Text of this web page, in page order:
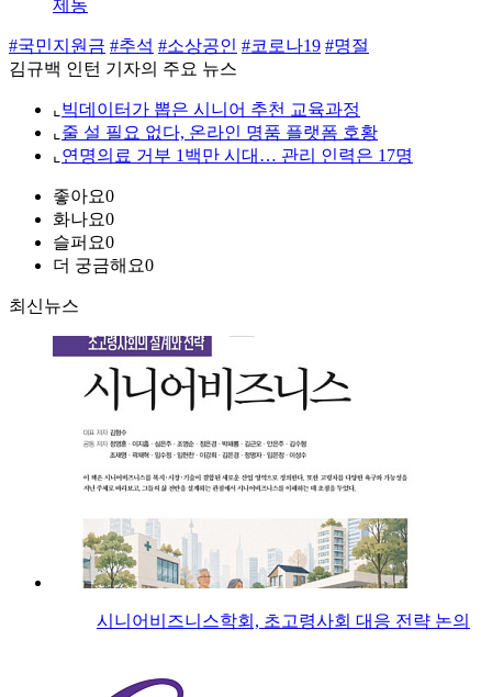
제동
#국민지원금 #추석 #소상공인 #코로나19 #명절
김규백 인턴 기자의 주요 뉴스
⌞ 빅데이터가 뽑은 시니어 추천 교육과정
⌞ 줄 설 필요 없다, 온라인 명품 플랫폼 호황
⌞ 연명의료 거부 1백만 시대… 관리 인력은 17명
좋아요0
화나요0
슬퍼요0
더 궁금해요0
최신뉴스
시니어비즈니스학회, 초고령사회 대응 전략 논의